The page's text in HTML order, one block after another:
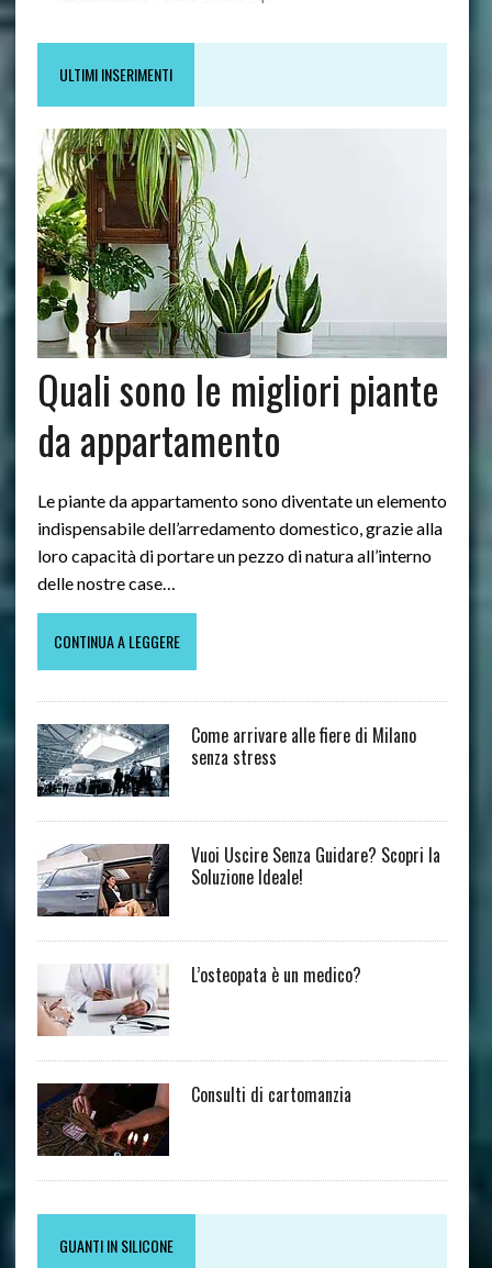
ULTIMI INSERIMENTI
Quali sono le migliori piante
da appartamento
Le piante da appartamento sono diventate un elemento
indispensabile dell’arredamento domestico, grazie alla
loro capacità di portare un pezzo di natura all’interno
delle nostre case…
CONTINUA A LEGGERE
Come arrivare alle fiere di Milano
senza stress
Vuoi Uscire Senza Guidare? Scopri la
Soluzione Ideale!
L’osteopata è un medico?
Consulti di cartomanzia
GUANTI IN SILICONE